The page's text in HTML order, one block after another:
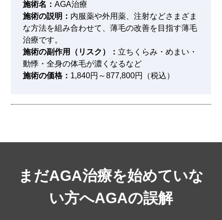
施術名：AGA治療
施術の説明： 内服薬や外用薬、注射などさまざま
な方法を組み合わせて、薄毛の改善を目指す薄毛
治療です。
施術の副作用（リスク）： 立ちくらみ・めまい・
動悸・全身の体毛が濃くなるなど
施術の価格： 1,840円～877,800円（税込）
まだAGA治療を始めていな
い方へAGAの誤解